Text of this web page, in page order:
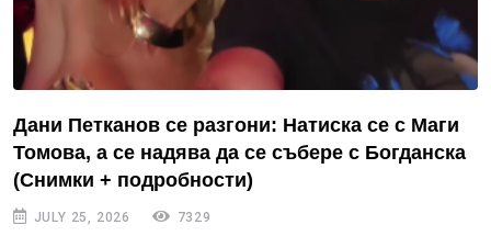
Дани Петканов се разгони: Натиска се с Маги
Томова, а се надява да се събере с Богданска
(Снимки + подробности)
JULY 25, 2026 7329